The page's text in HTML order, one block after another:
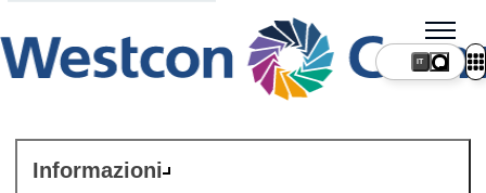
Informazioni
IT